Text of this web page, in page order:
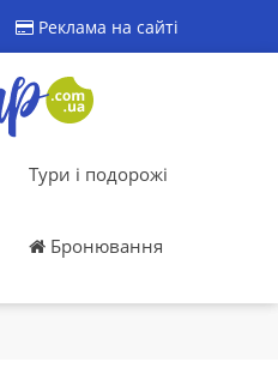
Реклама на сайті
Тури і подорожі
Бронювання